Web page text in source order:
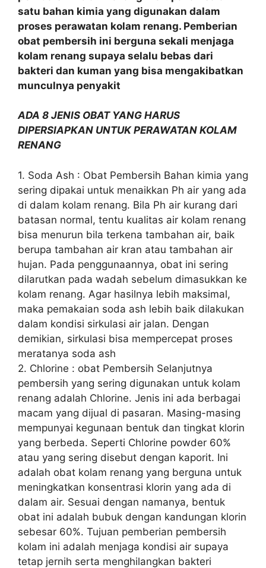
satu bahan kimia yang digunakan dalam
proses perawatan kolam renang. Pemberian
obat pembersih ini berguna sekali menjaga
kolam renang supaya selalu bebas dari
bakteri dan kuman yang bisa mengakibatkan
munculnya penyakit
ADA 8 JENIS OBAT YANG HARUS
DIPERSIAPKAN UNTUK PERAWATAN KOLAM
RENANG
1. Soda Ash : Obat Pembersih Bahan kimia yang
sering dipakai untuk menaikkan Ph air yang ada
di dalam kolam renang. Bila Ph air kurang dari
batasan normal, tentu kualitas air kolam renang
bisa menurun bila terkena tambahan air, baik
berupa tambahan air kran atau tambahan air
hujan. Pada penggunaannya, obat ini sering
dilarutkan pada wadah sebelum dimasukkan ke
kolam renang. Agar hasilnya lebih maksimal,
maka pemakaian soda ash lebih baik dilakukan
dalam kondisi sirkulasi air jalan. Dengan
demikian, sirkulasi bisa mempercepat proses
meratanya soda ash
2. Chlorine : obat Pembersih Selanjutnya
pembersih yang sering digunakan untuk kolam
renang adalah Chlorine. Jenis ini ada berbagai
macam yang dijual di pasaran. Masing-masing
mempunyai kegunaan bentuk dan tingkat klorin
yang berbeda. Seperti Chlorine powder 60%
atau yang sering disebut dengan kaporit. Ini
adalah obat kolam renang yang berguna untuk
meningkatkan konsentrasi klorin yang ada di
dalam air. Sesuai dengan namanya, bentuk
obat ini adalah bubuk dengan kandungan klorin
sebesar 60%. Tujuan pemberian pembersih
kolam ini adalah menjaga kondisi air supaya
tetap jernih serta menghilangkan bakteri